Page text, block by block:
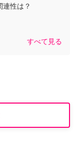
連性は？
すべて見る